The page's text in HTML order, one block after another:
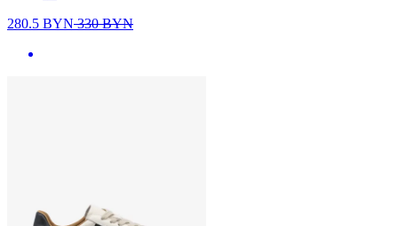
280.5 BYN330BYN